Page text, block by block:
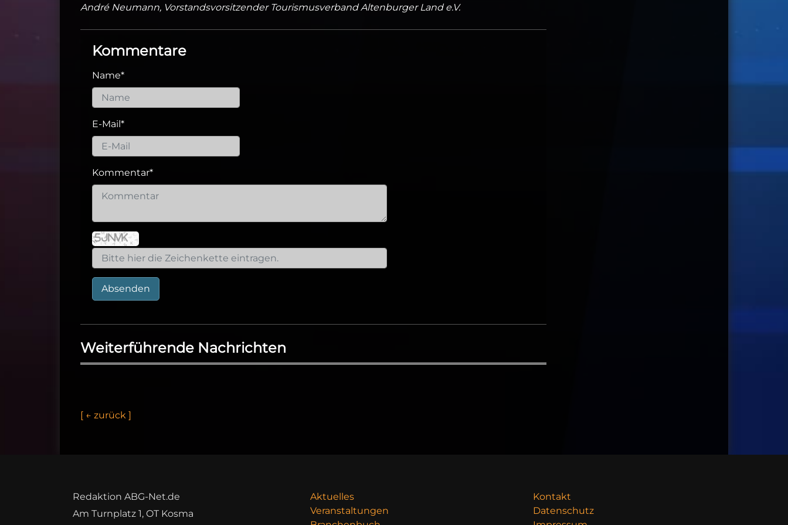
André Neumann, Vorstandsvorsitzender Tourismusverband Altenburger Land e.V.
Kommentare
Name*
E-Mail *
Kommentar*
Absenden
Weiterführende Nachrichten
[ ← z u rück ]
Redaktion ABG-Net.de
Am Turnplatz 1, OT Kosma
Aktuelles
Veranstaltungen
Kontakt
Datenschutz